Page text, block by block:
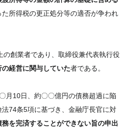
た所得税の更正処分等の適否が争われ
の創業者であり、取締役兼代表執行役
の経営に関与していた者である。
〇月10日、約〇〇億円の債務超過に陥
74条5項に基づき、金融庁長官に対
を完済することができない旨の申出